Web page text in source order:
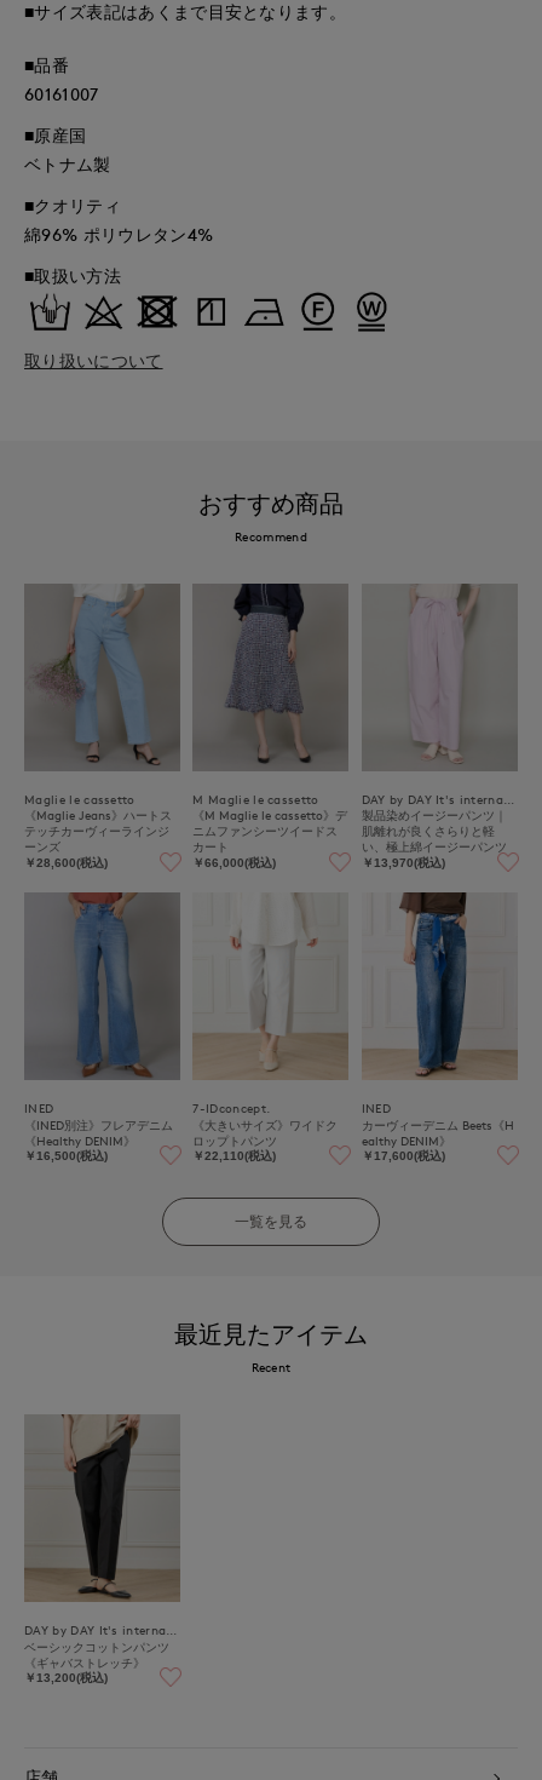
■サイズ表記はあくまで目安となります。
■品番
60161007
■原産国
ベトナム製
■クオリティ
綿96% ポリウレタン4%
■取扱い方法
取り扱いについて
おすすめ商品
Recommend
Maglie le cassetto
《Maglie Jeans》ハートス
テッチカーヴィーラインジ
ーンズ
￥28,600(税込)
M Maglie le cassetto
《M Maglie le cassetto》デ
ニムファンシーツイードス
カート
￥66,000(税込)
製品染めイージーパンツ｜
肌離れが良くさらりと軽
い、極上綿イージーパンツ
￥13,970(税込)
INED
《INED別注》フレアデニム
《Healthy DENIM》
￥16,500(税込)
7-IDconcept.
《大きいサイズ》ワイドク
ロップトパンツ
￥22,110(税込)
INED
カーヴィーデニム Beets《H
ealthy DENIM》
￥17,600(税込)
一覧を見る
最近見たアイテム
Recent
ベーシックコットンパンツ
《ギャバストレッチ》
￥13,200(税込)